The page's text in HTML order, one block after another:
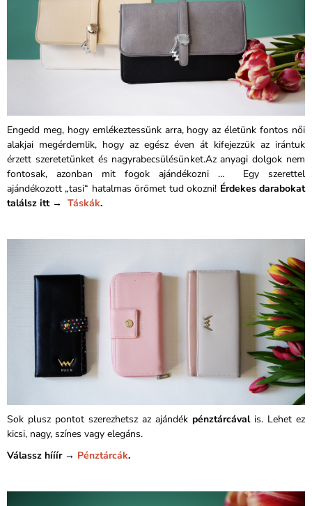
Engedd meg, hogy emlékeztessünk arra, hogy az életünk fontos női
alakjai megérdemlik, hogy az egész éven át kifejezzük az irántuk
érzett szeretetünket és nagyrabecsülésünket.Az anyagi dolgok nem
fontosak, azonban mit fogok ajándékozni … Egy szerettel
ajándékozott „tasi“ hatalmas örömet tud okozni! Érdekes darabokat
találsz itt → Táskák.
Sok plusz pontot szerezhetsz az ajándék pénztárcávalis. Lehet ez
kicsi, nagy, színes vagy elegáns.
Válassz hííír → Pénztárcák.